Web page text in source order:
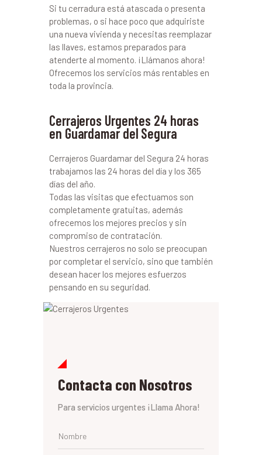
Si tu cerradura está atascada o presenta
problemas, o si hace poco que adquiriste
una nueva vivienda y necesitas reemplazar
las llaves, estamos preparados para
atenderte al momento. ¡Llámanos ahora!
Ofrecemos los servicios más rentables en
toda la provincia.
Cerrajeros Urgentes 24 horas
en Guardamar del Segura
Cerrajeros Guardamar del Segura 24 horas
trabajamos las 24 horas del día y los 365
días del año.
Todas las visitas que efectuamos son
completamente gratuitas, además
ofrecemos los mejores precios y sin
compromiso de contratación.
Nuestros cerrajeros no solo se preocupan
por completar el servicio, sino que también
desean hacer los mejores esfuerzos
pensando en su seguridad.
Contacta con Nosotros
Para servicios urgentes ¡Llama Ahora!